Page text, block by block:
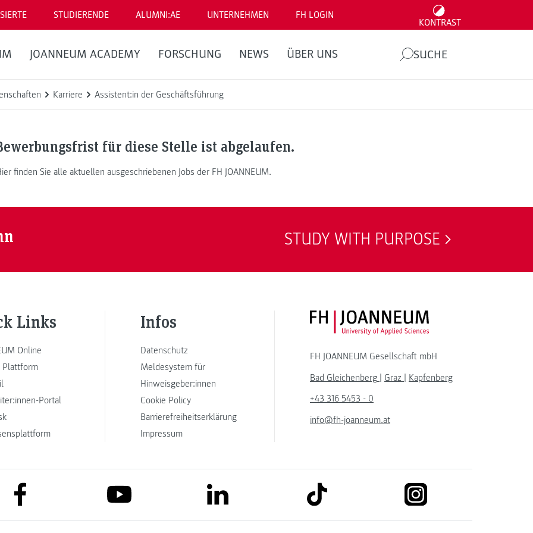
STUDIERENDE ALUMNI:AE UNTERNEHMEN FH LOGIN
KONTRAST
JOANNEUM ACADEMY FORSCHUNG NEWS ÜBER UNS SUCHE
Karriere Assistent:in der Geschäftsführung
für diese Stelle ist abgelaufen.
finden Sie alle aktuellen ausgeschriebenen Jobs der FH JOANNEUM.
STUDY WITH PURPOSE
Links
Online
Portal
Infos
Datenschutz
Meldesystem für
Hinweisgeber:innen
Cookie Policy
Barrierefreiheitserklärung
Impressum
FH JOANNEUM Logo
FH JOANNEUM Gesellschaft mbH
Bad Gleichenberg | Graz | Kapfenberg
+43 316 5453 - 0
info@fh-joanneum.at
link to facebook link to youtube link to linkedin link to tiktok